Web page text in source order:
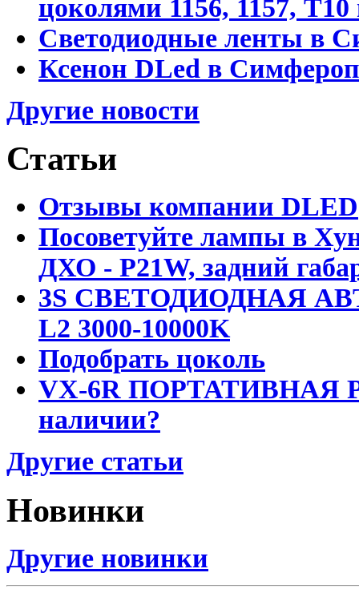
цоколями 1156, 1157,
Светодиодные ленты в
Ксенон DLed в
Другие новости
Статьи
Отзывы компании DLED
Посоветуйте лампы в
ДХО - P21W, задний
3S СВЕТОДИОДНАЯ
L2 3000-10000K
Подобрать цоколь
VX-6R ПОРТАТИВНАЯ
наличии?
Другие статьи
Новинки
Другие новинки